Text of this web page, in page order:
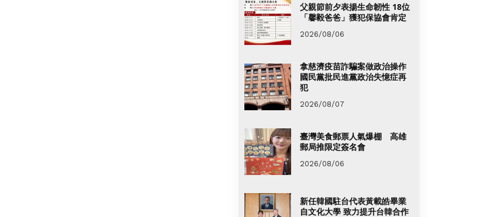
父親節前夕表揚生命韌性 18位
「馨毅爸爸」獲犯保協會肯定
2026/08/06
拿慈濟疫苗詐騙案做政治操作
國民黨批民進黨政治失憶症再
犯
2026/08/07
臺灣美食郵票人氣爆棚 高雄
郵局推限定簽名會
2026/08/06
新任韓國駐台代表黃載皓畢業
自文化大學 致力提升台韓合作